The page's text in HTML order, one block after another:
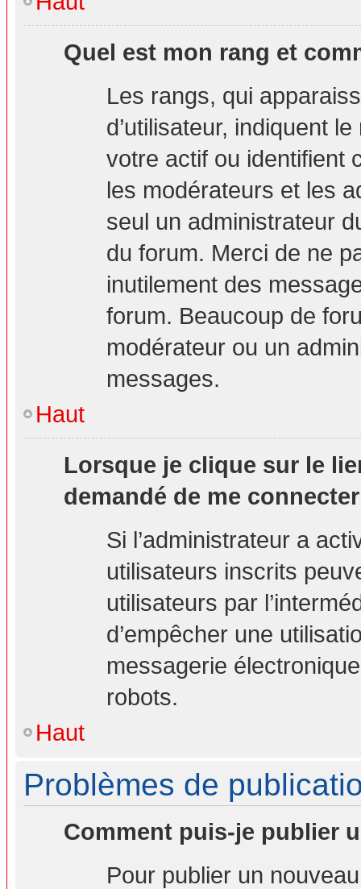
Quel est mon rang et
Les rangs, qui
d’utilisateur, indiquent
votre actif ou identifient
les modérateurs et les
seul un administrateur
du forum. Merci de ne
inutilement des
forum. Beaucoup de
modérateur ou un
messages.
Haut
Lorsque je clique sur le
demandé de me
Si l’administrateur a
utilisateurs inscrits
utilisateurs par
d’empêcher une
messagerie
robots.
Haut
Problèmes de
Comment puis-je publier
Pour publier un